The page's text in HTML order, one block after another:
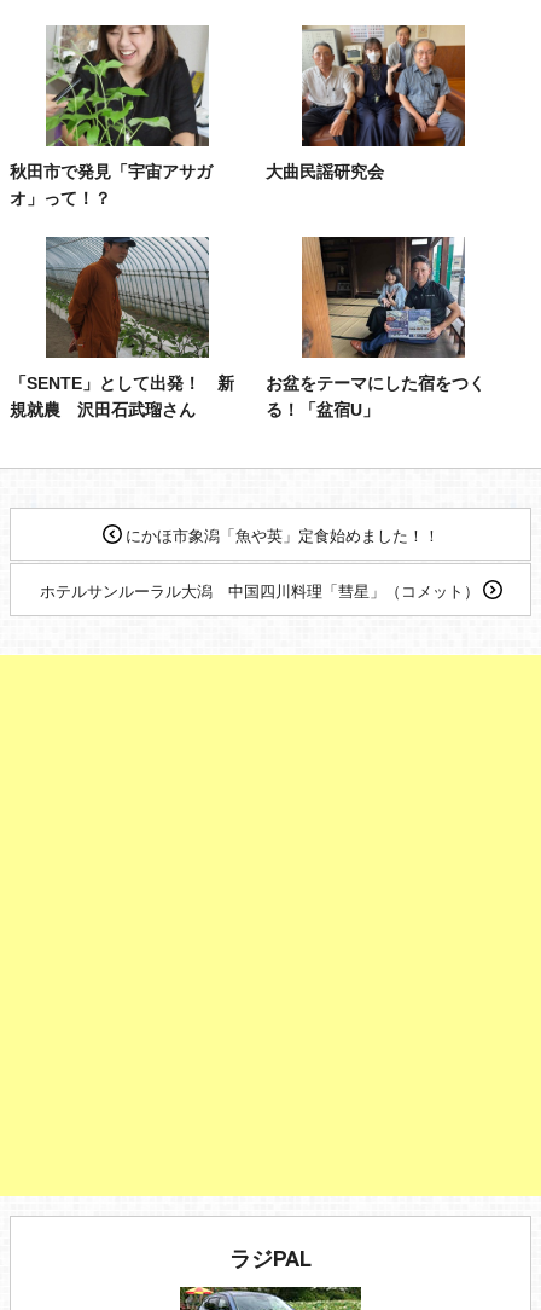
秋田市で発見「宇宙アサガ
オ」って！？
大曲民謡研究会
「SENTE」として出発！ 新
規就農 沢田石武瑠さん
お盆をテーマにした宿をつく
る！「盆宿U」
にかほ市象潟「魚や英」定食始めました！！
ホテルサンルーラル大潟 中国四川料理「彗星」（コメット）
ラジPAL